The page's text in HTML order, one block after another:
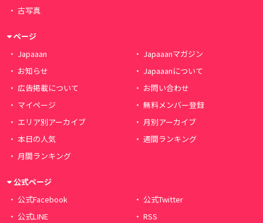
古写真
ページ
Japaaan
Japaaanマガジン
お知らせ
Japaaanについて
広告掲載について
お問い合わせ
マイページ
無料メンバー登録
エリア別アーカイブ
月別アーカイブ
本日の人気
週間ランキング
月間ランキング
公式ページ
公式Facebook
公式Twitter
公式LINE
RSS